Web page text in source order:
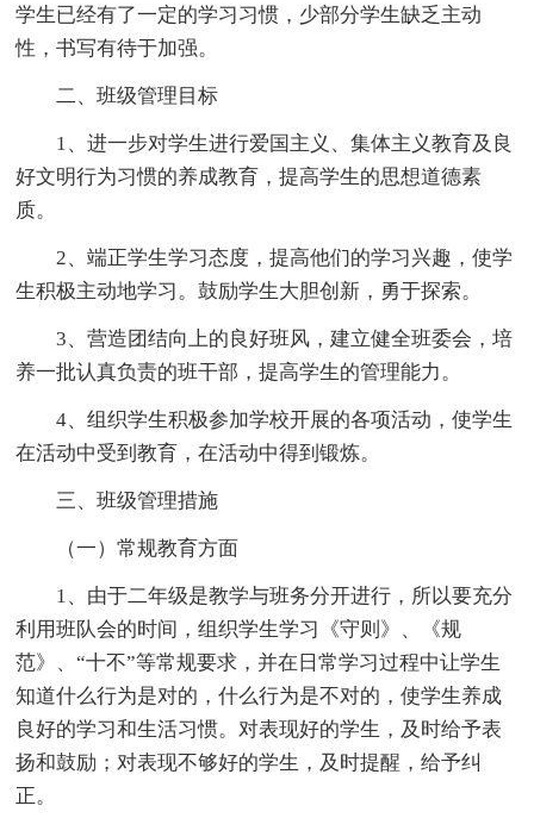
学生已经有了一定的学习习惯，少部分学生缺乏主动
性，书写有待于加强。
二、班级管理目标
1、进一步对学生进行爱国主义、集体主义教育及良
好文明行为习惯的养成教育，提高学生的思想道德素
质。
2、端正学生学习态度，提高他们的学习兴趣，使学
生积极主动地学习。鼓励学生大胆创新，勇于探索。
3、营造团结向上的良好班风，建立健全班委会，培
养一批认真负责的班干部，提高学生的管理能力。
4、组织学生积极参加学校开展的各项活动，使学生
在活动中受到教育，在活动中得到锻炼。
三、班级管理措施
（一）常规教育方面
1、由于二年级是教学与班务分开进行，所以要充分
利用班队会的时间，组织学生学习《守则》、《规
范》、“十不”等常规要求，并在日常学习过程中让学生
知道什么行为是对的，什么行为是不对的，使学生养成
良好的学习和生活习惯。对表现好的学生，及时给予表
扬和鼓励；对表现不够好的学生，及时提醒，给予纠
正。